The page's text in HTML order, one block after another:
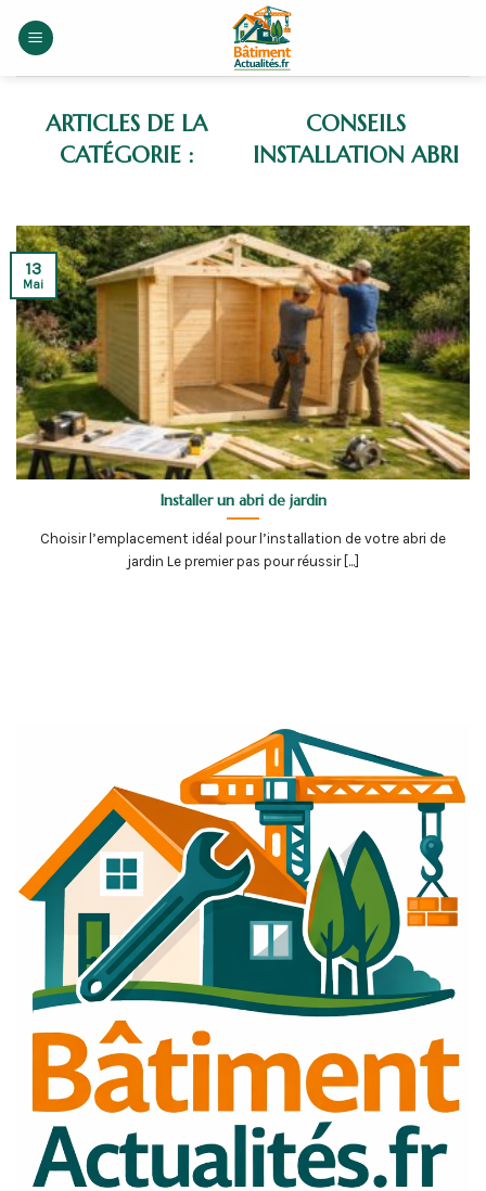
CONSEILS
INSTALLATION ABRI
Installer un abri de jardin
Choisir l’emplacement idéal pour l’installation de votre abri de
jardin Le premier pas pour réussir [...]
13
Mai